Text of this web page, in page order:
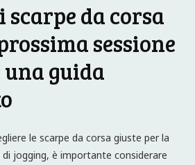
da corsa
sessione
guida
le scarpe da corsa giuste per la
jogging, è importante considerare